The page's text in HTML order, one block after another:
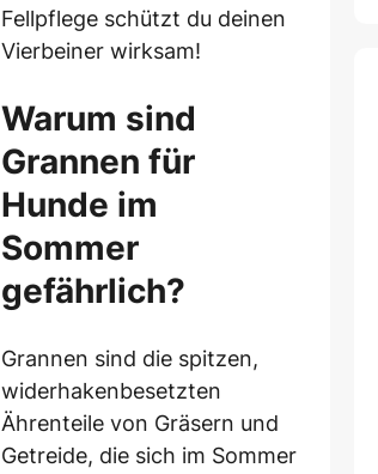
Fellpflege schützt du deinen
Vierbeiner wirksam!
Warum sind
Grannen für
Hunde im
Sommer
gefährlich?
Grannen sind die spitzen,
widerhakenbesetzten
Ährenteile von Gräsern und
Getreide, die sich im Sommer